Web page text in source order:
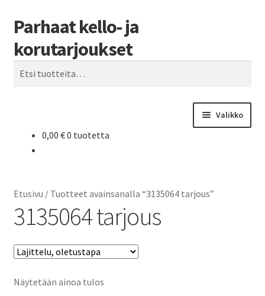
Siirry
navigointiin
Siirry
sisältöön
Parhaat kello- ja
korutarjoukset
Haku
Valikko
0,00 €0 tuotetta
Etusivu / Tuotteet avainsanalla “3135064 tarjous”
3135064 tarjous
Näytetään ainoa tulos